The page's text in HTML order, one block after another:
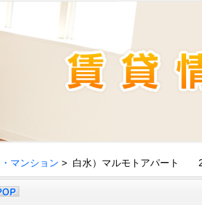
マンション > 白水）マルモトアパート